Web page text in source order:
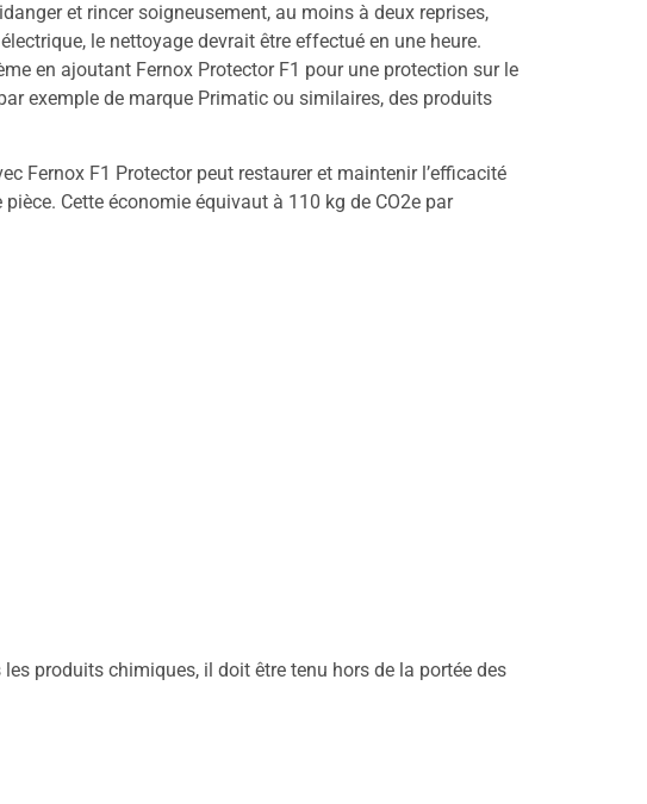
et rincer soigneusement, au moins à deux reprises,
le nettoyage devrait être effectué en une heure.
en ajoutant Fernox Protector F1 pour une protection sur le
exemple de marque Primatic ou similaires, des produits
Fernox F1 Protector peut restaurer et maintenir l’efficacité
Cette économie équivaut à 110 kg de CO2e par
produits chimiques, il doit être tenu hors de la portée des